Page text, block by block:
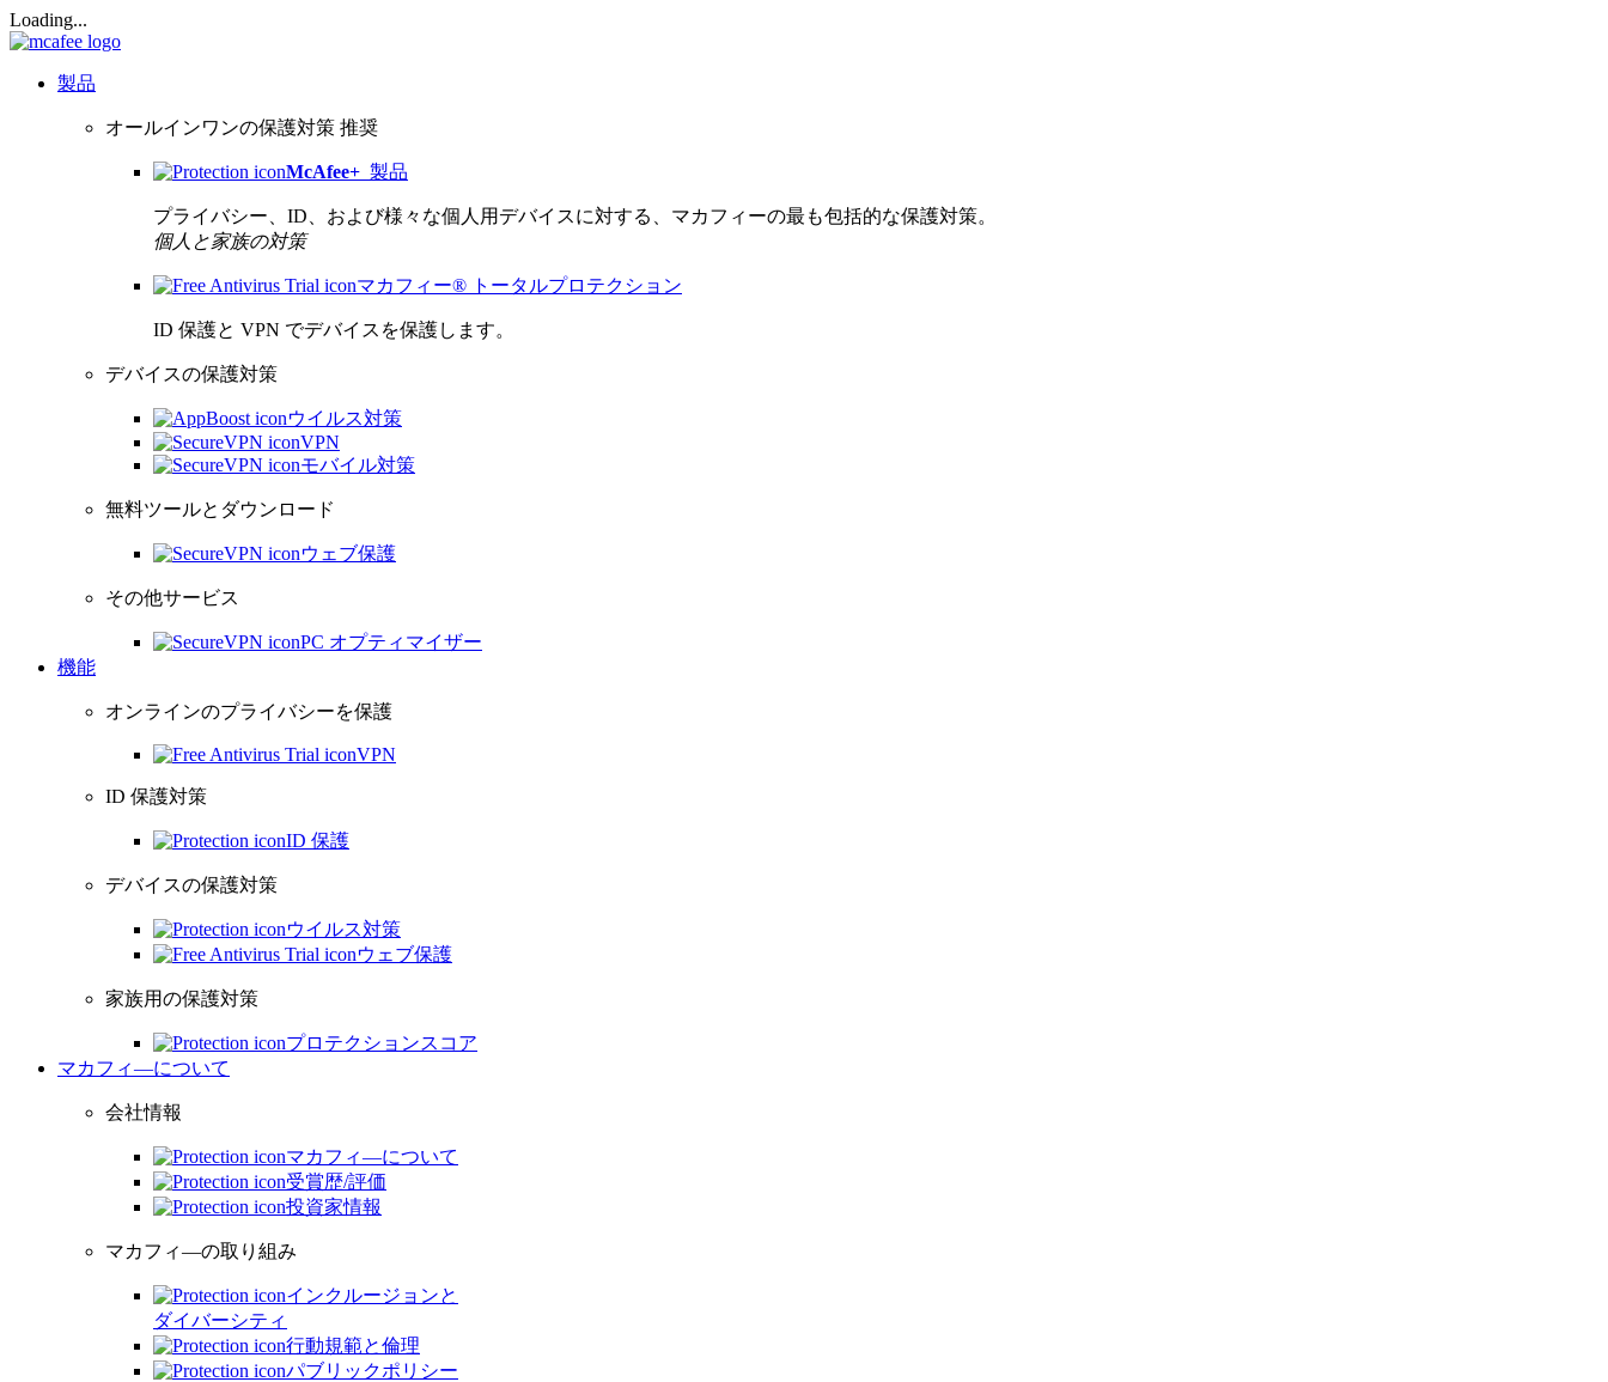
Loading...
製品
オールインワンの保護対策 推奨
McAfee+ 製品
プライバシー、ID、および様々な個人用デバイスに対する、マカフィーの最も包括的な保護対策。
個人と家族の対策
マカフィー® トータルプロテクション
ID 保護と VPN でデバイスを保護します。
デバイスの保護対策
ウイルス対策
VPN
モバイル対策
無料ツールとダウンロード
ウェブ保護
その他サービス
PC オプティマイザー
機能
オンラインのプライバシーを保護
VPN
ID 保護対策
ID 保護
デバイスの保護対策
ウイルス対策
ウェブ保護
家族用の保護対策
プロテクションスコア
マカフィ―について
会社情報
マカフィ―について
受賞歴/評価
投資家情報
マカフィ―の取り組み
インクルージョンと
ダイバーシティ
行動規範と倫理
パブリックポリシー